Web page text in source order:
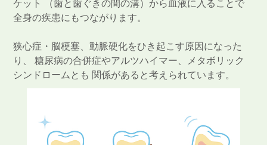
ケット （歯と歯ぐきの間の溝）から血液に入ることで
全身の疾患にもつながります。
狭心症・脳梗塞、動脈硬化をひき起こす原因になった
り、 糖尿病の合併症やアルツハイマー、メタボリック
シンドロームとも 関係があると考えられています。